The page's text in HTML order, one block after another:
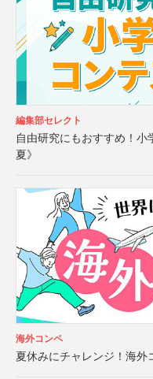
編集部セレクト
自由研究にもおすすめ！
夏》
海外コンペ
夏休みにチャレンジ！海外